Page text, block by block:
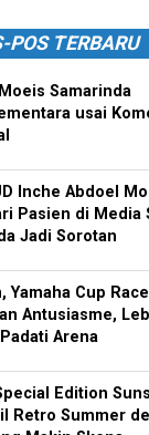
POS TERBARU
Samarinda
usai
Inche Abdoel
Pasien di Media
Jadi Sorotan
Yamaha Cup
Antusiasme,
Arena
Edition
Retro Summer